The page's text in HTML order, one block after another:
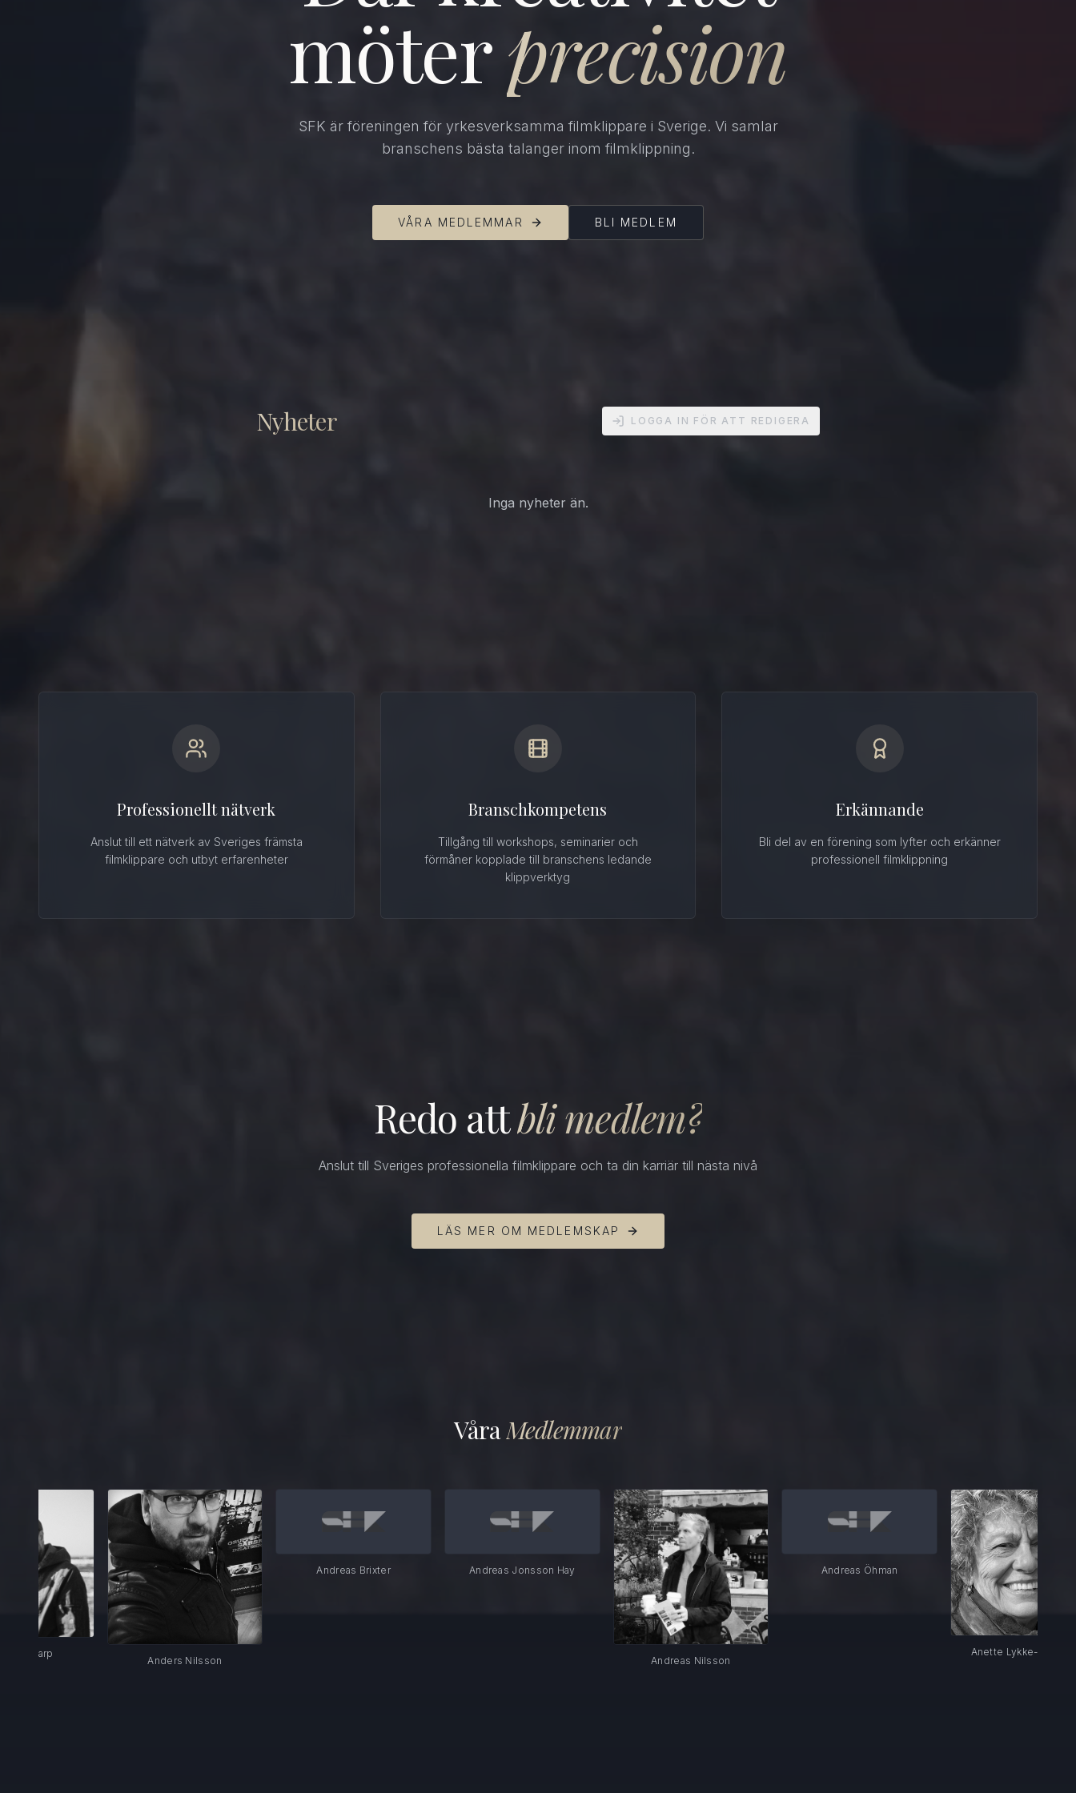
möterprecision
SFK är föreningen för yrkesverksamma filmklippare i Sverige. Vi samlar
branschens bästa talanger inom filmklippning.
VÅRA MEDLEMMAR BLI MEDLEM
Nyheter LOGGA IN FÖR ATT REDIGERA
Inga nyheter än.
Professionellt nätverk
Anslut till ett nätverk av Sveriges främsta
filmklippare och utbyt erfarenheter
Branschkompetens
Tillgång till workshops, seminarier och
förmåner kopplade till branschens ledande
klippverktyg
Erkännande
Bli del av en förening som lyfter och erkänner
professionell filmklippning
Redo attbli medlem?
Anslut till Sveriges professionella filmklippare och ta din karriär till nästa nivå
LÄS MER OM MEDLEMSKAP
VåraMedlemmar
Anders Nilsson
Andreas Brixter Andreas Jonsson Hay
Andreas Nilsson
Andreas Öhman
Anette Lykke-Lundberg